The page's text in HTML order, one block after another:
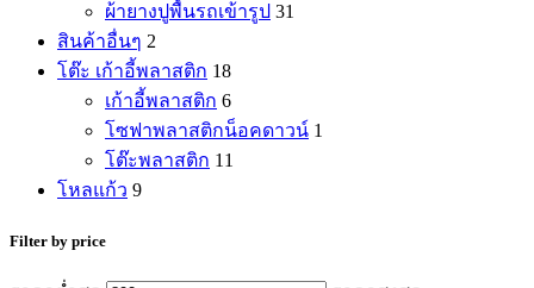
ผ้ายางปูพื้นรถเข้ารูป 31
สินค้าอื่นๆ 2
โต๊ะ เก้าอี้พลาสติก 18
เก้าอี้พลาสติก 6
โซฟาพลาสติกน็อคดาวน์ 1
โต๊ะพลาสติก 11
โหลแก้ว 9
Filter by price